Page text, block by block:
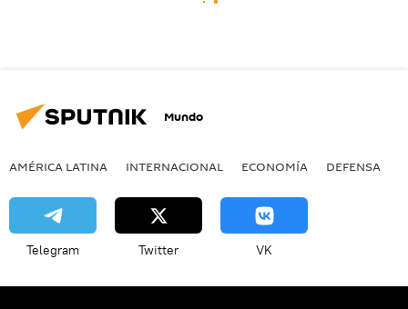
Mundo
AMÉRICA LATINA INTERNACIONAL ECONOMÍA DEFENSA
Telegram Twitter VK